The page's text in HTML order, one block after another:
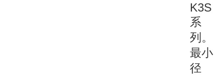
K3S
系
列。
最小
径